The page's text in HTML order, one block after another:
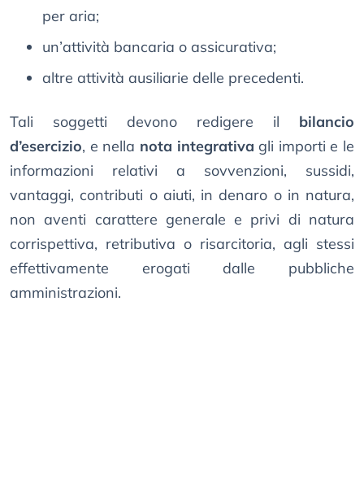
per aria;
un’attività bancaria o assicurativa;
altre attività ausiliarie delle precedenti.
Tali soggetti devono redigere il bilancio
d’esercizio, e nella nota integrativa gli importi e le
informazioni relativi a sovvenzioni, sussidi,
vantaggi, contributi o aiuti, in denaro o in natura,
non aventi carattere generale e privi di natura
corrispettiva, retributiva o risarcitoria, agli stessi
effettivamente erogati dalle pubbliche
amministrazioni.